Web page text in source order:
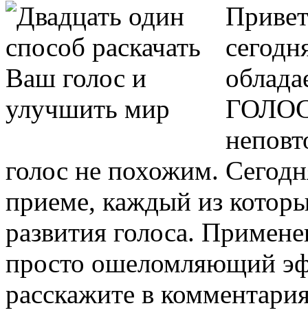
голос не похожим.
приеме, каждый из
развития голоса.
просто ошеломляющий
расскажите в